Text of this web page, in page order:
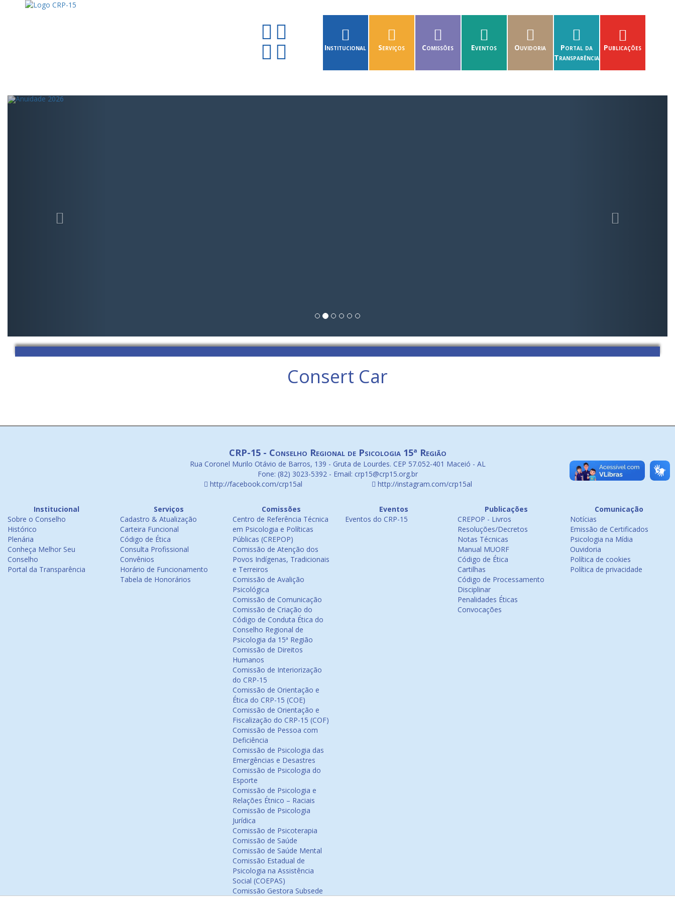
Institucional Serviços Comissões Eventos Ouvidoria
Portal da
Transparência
Publicações
Consert Car
CRP-15 - Conselho Regional de Psicologia 15ª Região
Rua Coronel Murilo Otávio de Barros, 139 - Gruta de Lourdes. CEP 57.052-401 Maceió - AL
Fone: (82) 3023-5392 - Email: crp15@crp15.org.br
http://facebook.com/crp15al
http://instagram.com/crp15al
Institucional
Sobre o Conselho
Histórico
Plenária
Conheça Melhor Seu
Conselho
Portal da Transparência
Serviços
Cadastro & Atualização
Carteira Funcional
Código de Ética
Consulta Profissional
Convênios
Horário de Funcionamento
Tabela de Honorários
Comissões
Centro de Referência Técnica
em Psicologia e Políticas
Públicas (CREPOP)
Comissão de Atenção dos
Povos Indígenas, Tradicionais
e Terreiros
Comissão de Avalição
Psicológica
Comissão de Comunicação
Comissão de Criação do
Código de Conduta Ética do
Conselho Regional de
Psicologia da 15ª Região
Comissão de Direitos
Humanos
Comissão de Interiorização
do CRP-15
Comissão de Orientação e
Ética do CRP-15 (COE)
Comissão de Orientação e
Fiscalização do CRP-15 (COF)
Comissão de Pessoa com
Deficiência
Comissão de Psicologia das
Emergências e Desastres
Comissão de Psicologia do
Esporte
Comissão de Psicologia e
Relações Étnico – Raciais
Comissão de Psicologia
Jurídica
Comissão de Psicoterapia
Comissão de Saúde
Comissão de Saúde Mental
Comissão Estadual de
Psicologia na Assistência
Social (COEPAS)
Comissão Gestora Subsede
Eventos
Eventos do CRP-15
Publicações
CREPOP - Livros
Resoluções/Decretos
Notas Técnicas
Manual MUORF
Código de Ética
Cartilhas
Código de Processamento
Disciplinar
Penalidades Éticas
Convocações
Comunicação
Notícias
Emissão de Certificados
Psicologia na Mídia
Ouvidoria
Política de cookies
Política de privacidade